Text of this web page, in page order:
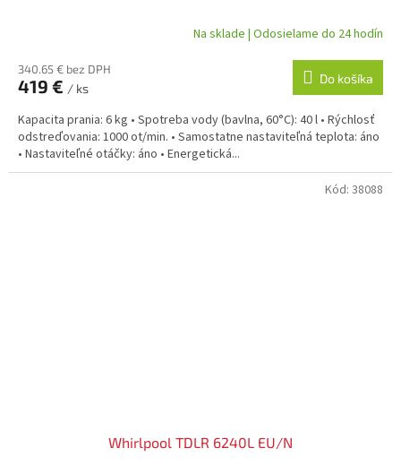
Na sklade | Odosielame do 24 hodín
340.65 € bez DPH
419 € / ks
Do košíka
Kapacita prania: 6 kg • Spotreba vody (bavlna, 60°C): 40 l • Rýchlosť
odstreďovania: 1000 ot/min. • Samostatne nastaviteľná teplota: áno
• Nastaviteľné otáčky: áno • Energetická...
Whirlpool TDLR 6240L EU/N
Kód: 38088